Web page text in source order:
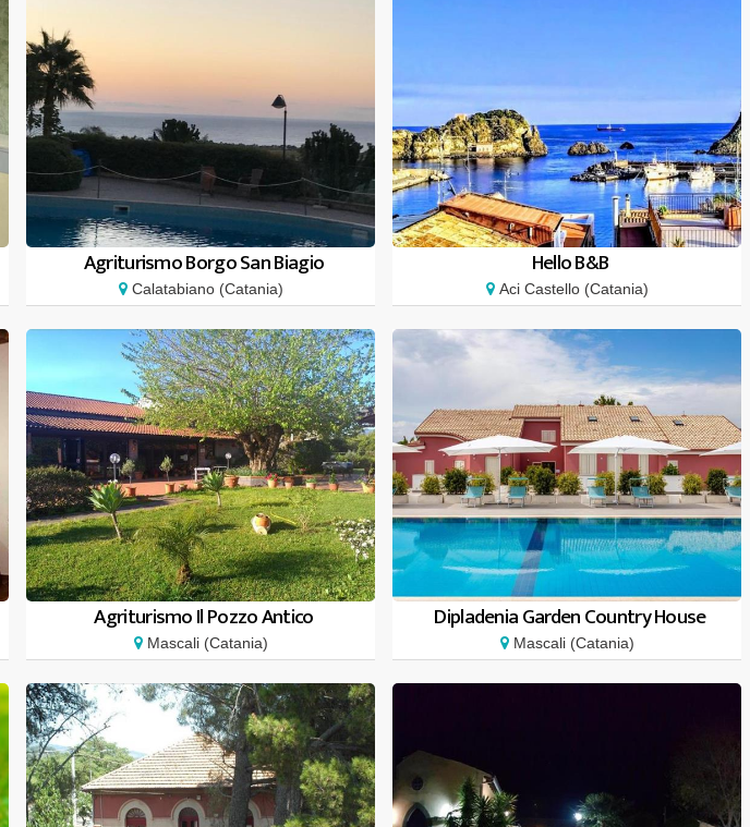
Agriturismo Borgo San Biagio
Calatabiano (Catania)
Hello B&B
Aci Castello (Catania)
Agriturismo Il Pozzo Antico
Mascali (Catania)
Dipladenia Garden Country House
Mascali (Catania)